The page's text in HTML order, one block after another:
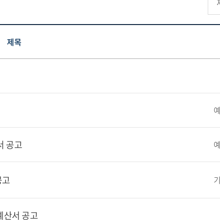
제목
공고
산서 공고